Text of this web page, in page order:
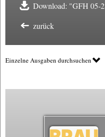
Download: "GFH 05-
zurück
Einzelne Ausgaben durchsuchen